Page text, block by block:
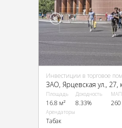
Инвестиции в торговое
ЗАО, Ярцевская ул., 27,
Площадь
16.8 м²
Доходность
8.33%
МАП
Арендаторы
Табак